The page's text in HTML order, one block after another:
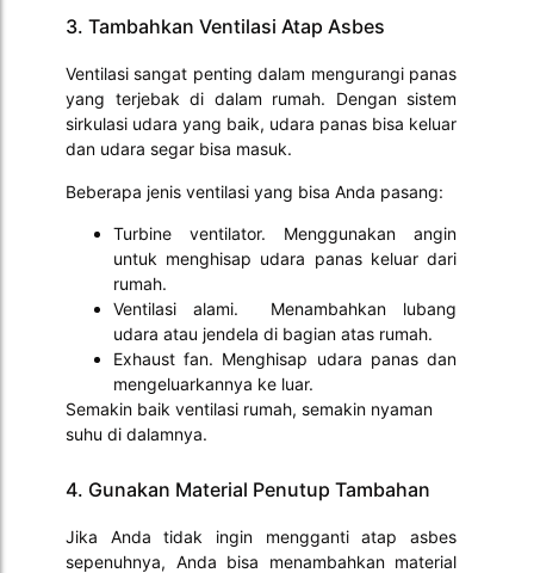
3. Tambahkan Ventilasi Atap Asbes
Ventilasi sangat penting dalam mengurangi panas
yang terjebak di dalam rumah. Dengan sistem
sirkulasi udara yang baik, udara panas bisa keluar
dan udara segar bisa masuk.
Beberapa jenis ventilasi yang bisa Anda pasang:
Turbine ventilator. Menggunakan angin
untuk menghisap udara panas keluar dari
rumah.
Ventilasi alami. Menambahkan lubang
udara atau jendela di bagian atas rumah.
Exhaust fan. Menghisap udara panas dan
mengeluarkannya ke luar.
Semakin baik ventilasi rumah, semakin nyaman
suhu di dalamnya.
4. Gunakan Material Penutup Tambahan
Jika Anda tidak ingin mengganti atap asbes
sepenuhnya, Anda bisa menambahkan material